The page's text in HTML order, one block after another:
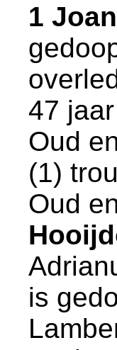
1
47
Oud
(1)
Oud
is